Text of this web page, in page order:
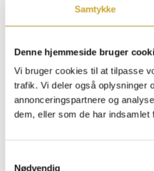
Samtykke
Denne hjemmeside bruger
Vi bruger cookies til at tilpasse
trafik. Vi deler også oplysninger
annonceringspartnere og
dem, eller som de har indsamlet
Nødvendig